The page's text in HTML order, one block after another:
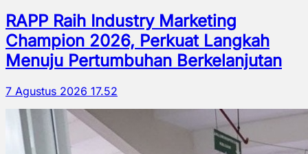
RAPP Raih Industry Marketing
Champion 2026, Perkuat Langkah
Menuju Pertumbuhan Berkelanjutan
7 Agustus 2026 17.52